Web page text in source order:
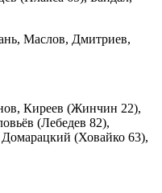
Маслов, Дмитриев,
Киреев (Жинчин 22),
(Лебедев 82),
(Ховайко 63),